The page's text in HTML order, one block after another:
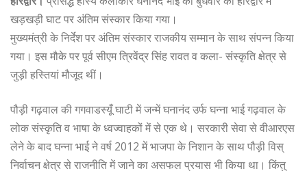
खड़खड़ी घाट पर अंतिम संस्कार किया गया।
मुख्यमंत्री के निर्देश पर अंतिम संस्कार राजकीय सम्मान के साथ संपन्न किया
गया। इस मौके पर पूर्व सीएम त्रिवेंद्र सिंह रावत व कला- संस्कृति क्षेत्र से
जुड़ी हस्तियां मौजूद थीं।
पौड़ी गढ़वाल की गगवाडस्यूँ घाटी में जन्में घनानंद उर्फ घन्ना भाई गढ़वाल के
लोक संस्कृति व भाषा के ध्वज्वाहकों में से एक थे। सरकारी सेवा से वीआरएस
लेने के बाद घन्ना भाई ने वर्ष 2012 में भाजपा के निशान के साथ पौड़ी विस्
निर्वाचन क्षेत्र से राजनीति में जाने का असफल प्रयास भी किया था। किंतु